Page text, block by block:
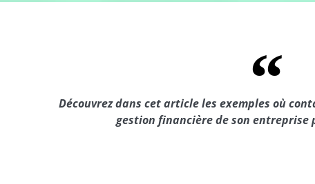
Découvrez dans cet article les exemples où
gestion financière de son entreprise